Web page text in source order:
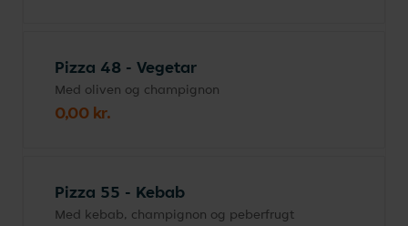
Pizza 48 - Vegetar
Med oliven og champignon
0,00 kr.
Pizza 55 - Kebab
Med kebab, champignon og peberfrugt